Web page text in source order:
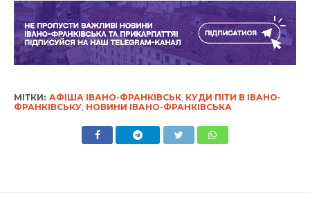
МІТКИ: АФІША ІВАНО-ФРАНКІВСЬК, КУДИ ПІТИ В ІВАНО-
ФРАНКІВСЬКУ, НОВИНИ ІВАНО-ФРАНКІВСЬКА